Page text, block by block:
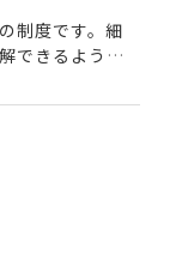
制度です。細
できるようポ
前に出来た制...